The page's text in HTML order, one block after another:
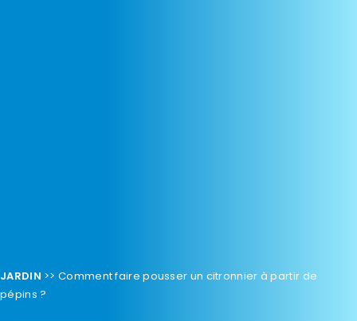
JARDIN >>Comment faire pousser un citronnier à partir de
pépins ?